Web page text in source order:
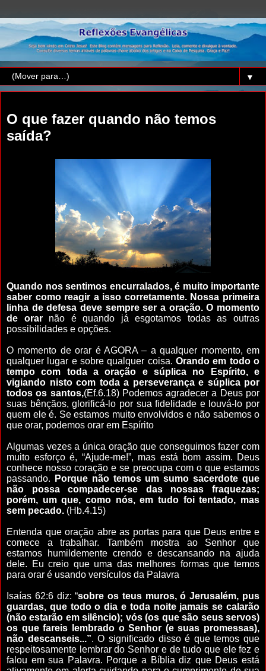
▼
O que fazer quando não temos
saída?
Quando nos sentimos encurralados, é muito importante
saber como reagir a isso corretamente. Nossa primeira
linha de defesa deve sempre ser a oração. O momento
de orarnão é quando já esgotamos todas as outras
possibilidades e opções.
O momento de orar é AGORA – a qualquer momento, em
qualquer lugar e sobre qualquer coisa. Orando em todo o
tempo com toda a oração e súplica no Espírito, e
vigiando nisto com toda a perseverança e súplica por
todos os santos,(Ef.6.18) Podemos agradecer a Deus por
suas bênçãos, glorificá-lo por sua fidelidade e louvá-lo por
quem ele é. Se estamos muito envolvidos e não sabemos o
que orar, podemos orar em Espírito
Algumas vezes a única oração que conseguimos fazer com
muito esforço é, “Ajude-me!”, mas está bom assim. Deus
conhece nosso coração e se preocupa com o que estamos
passando.
Porque não temos um sumo sacerdote que
não possa compadecer-se das nossas fraquezas;
porém, um que, como nós, em tudo foi tentado, mas
sem pecado. (Hb.4.15)
Entenda que oração abre as portas para que Deus entre e
comece a trabalhar. Também mostra ao Senhor que
estamos humildemente crendo e descansando na ajuda
dele. Eu creio que uma das melhores formas que temos
para orar é usando versículos da Palavra
Isaías 62:6 diz: “sobre os teus muros, ó Jerusalém, pus
guardas, que todo o dia e toda noite jamais se calarão
(não estarão em silêncio); vós (os que são seus servos)
os que fareis lembrado o Senhor (e suas promessas),
não descanseis...”. O significado disso é que temos que
respeitosamente lembrar do Senhor e de tudo que ele fez e
falou em sua Palavra. Porque a Bíblia diz que Deus está